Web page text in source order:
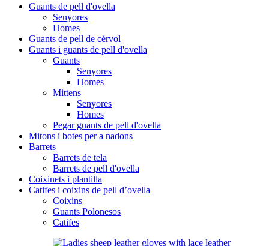
Guants de pell d'ovella
Senyores
Homes
Guants de pell de cérvol
Guants i guants de pell d'ovella
Guants
Senyores
Homes
Mittens
Senyores
Homes
Pegar guants de pell d'ovella
Mitons i botes per a nadons
Barrets
Barrets de tela
Barrets de pell d'ovella
Coixinets i plantilla
Catifes i coixins de pell d’ovella
Coixins
Guants Polonesos
Catifes